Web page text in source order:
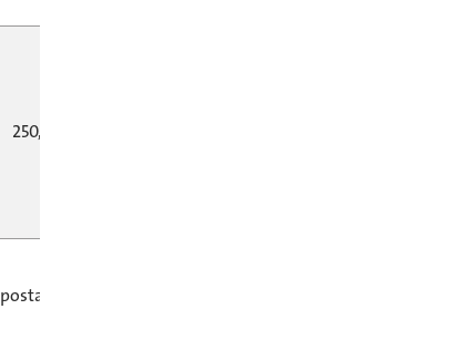
250,- + ÁFA
postai feladás